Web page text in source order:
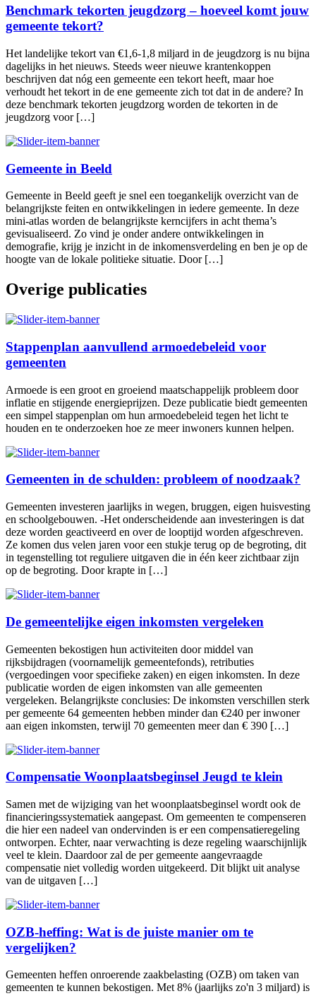
Benchmark tekorten jeugdzorg – hoeveel komt jouw
gemeente tekort?
Het landelijke tekort van €1,6-1,8 miljard in de jeugdzorg is nu bijna
dagelijks in het nieuws. Steeds weer nieuwe krantenkoppen
beschrijven dat nóg een gemeente een tekort heeft, maar hoe
verhoudt het tekort in de ene gemeente zich tot dat in de andere? In
deze benchmark tekorten jeugdzorg worden de tekorten in de
jeugdzorg voor […]
Gemeente in Beeld
Gemeente in Beeld geeft je snel een toegankelijk overzicht van de
belangrijkste feiten en ontwikkelingen in iedere gemeente. In deze
mini-atlas worden de belangrijkste kerncijfers in acht thema’s
gevisualiseerd. Zo vind je onder andere ontwikkelingen in
demografie, krijg je inzicht in de inkomensverdeling en ben je op de
hoogte van de lokale politieke situatie. Door […]
Overige publicaties
Stappenplan aanvullend armoedebeleid voor
gemeenten
Armoede is een groot en groeiend maatschappelijk probleem door
inflatie en stijgende energieprijzen. Deze publicatie biedt gemeenten
een simpel stappenplan om hun armoedebeleid tegen het licht te
houden en te onderzoeken hoe ze meer inwoners kunnen helpen.
Gemeenten in de schulden: probleem of noodzaak?
Gemeenten investeren jaarlijks in wegen, bruggen, eigen huisvesting
en schoolgebouwen. -Het onderscheidende aan investeringen is dat
deze worden geactiveerd en over de looptijd worden afgeschreven.
Ze komen dus velen jaren voor een stukje terug op de begroting, dit
in tegenstelling tot reguliere uitgaven die in één keer zichtbaar zijn
op de begroting. Door krapte in […]
De gemeentelijke eigen inkomsten vergeleken
Gemeenten bekostigen hun activiteiten door middel van
rijksbijdragen (voornamelijk gemeentefonds), retributies
(vergoedingen voor specifieke zaken) en eigen inkomsten. In deze
publicatie worden de eigen inkomsten van alle gemeenten
vergeleken. Belangrijkste conclusies: De inkomsten verschillen sterk
per gemeente 64 gemeenten hebben minder dan €240 per inwoner
aan eigen inkomsten, terwijl 70 gemeenten meer dan € 390 […]
Compensatie Woonplaatsbeginsel Jeugd te klein
Samen met de wijziging van het woonplaatsbeginsel wordt ook de
financieringssystematiek aangepast. Om gemeenten te compenseren
die hier een nadeel van ondervinden is er een compensatieregeling
ontworpen. Echter, naar verwachting is deze regeling waarschijnlijk
veel te klein. Daardoor zal de per gemeente aangevraagde
compensatie niet volledig worden uitgekeerd. Dit blijkt uit analyse
van de uitgaven […]
OZB-heffing: Wat is de juiste manier om te
vergelijken?
Gemeenten heffen onroerende zaakbelasting (OZB) om taken van
gemeenten te kunnen bekostigen. Met 8% (jaarlijks zo'n 3 miljard) is